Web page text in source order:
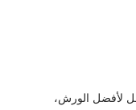
2026: دليل شامل لأفضل الورش،